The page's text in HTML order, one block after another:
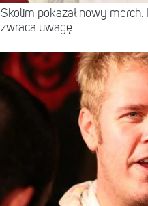
Skolim pokazał nowy
zwraca uwagę